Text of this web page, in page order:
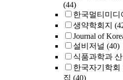
(44)
한국멀티미디
생약학회지
Journal of
설비저널 (40)
식품과학과
한국자기학회
집 (40)